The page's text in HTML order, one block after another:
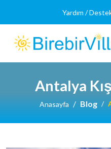
Yardım /
Antalya
Anasayfa Blog